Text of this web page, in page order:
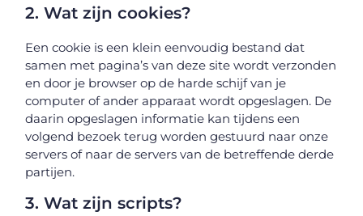
2. Wat zijn cookies?
Een cookie is een klein eenvoudig bestand dat
samen met pagina’s van deze site wordt verzonden
en door je browser op de harde schijf van je
computer of ander apparaat wordt opgeslagen. De
daarin opgeslagen informatie kan tijdens een
volgend bezoek terug worden gestuurd naar onze
servers of naar de servers van de betreffende derde
partijen.
3. Wat zijn scripts?